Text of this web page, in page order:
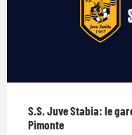
S.S. Juve Stabia: le
Pimonte